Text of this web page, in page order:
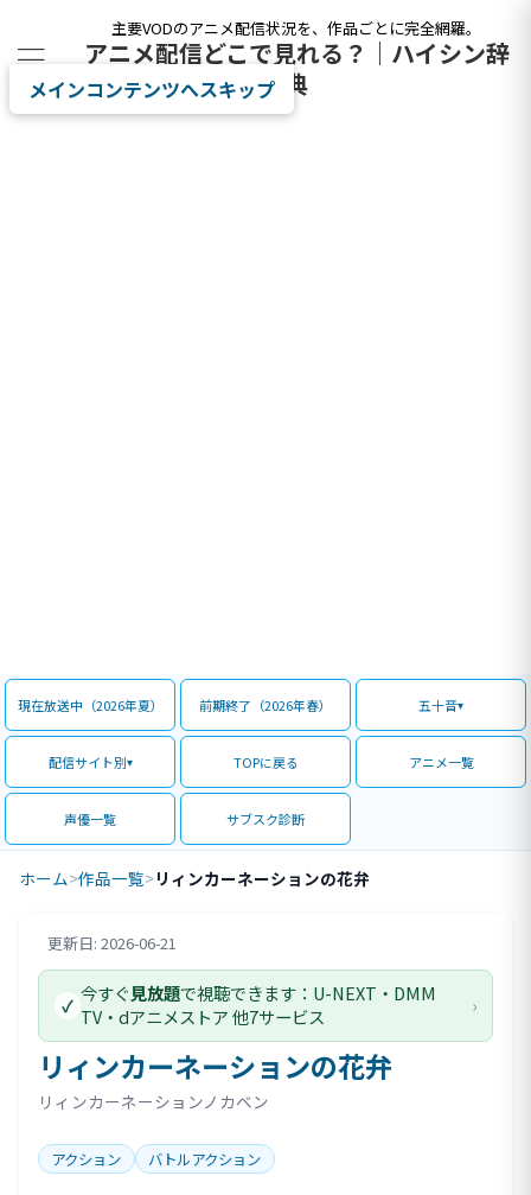
主要VODのアニメ配信状況を、作品ごとに完全網羅。
アニメ配信どこで見れる？｜ハイシン辞
典
メインコンテンツへスキップ
現在放送中（2026年夏） 前期終了（2026年春） 五十音
配信サイト別 TOPに戻る アニメ一覧
声優一覧 サブスク診断
ホーム>作品一覧>リィンカーネーションの花弁
更新日: 2026-06-21
リィンカーネーションの花弁
リィンカーネーションノカベン
アクション バトルアクション
✓ 今すぐ見放題で視聴できます：U-NEXT・DMM
TV・dアニメストア 他7サービス
›
評価情報